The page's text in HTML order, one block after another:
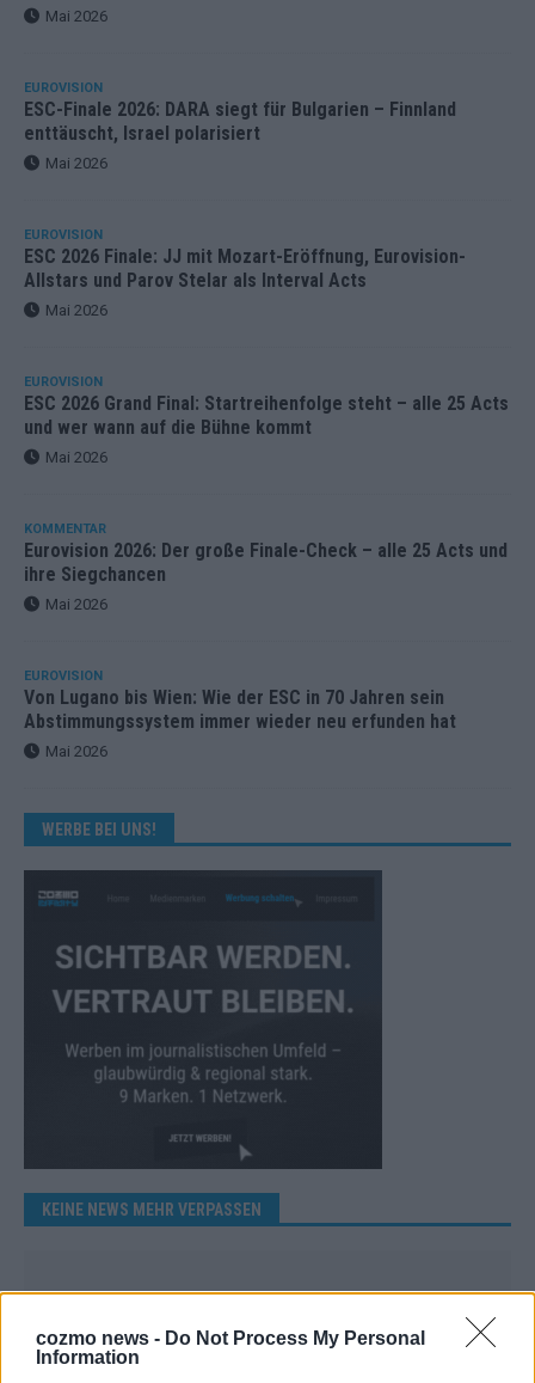
cozmo news - Do Not Process My Personal
Information
Mai 2026
EUROVISION
ESC-Finale 2026: DARA siegt für Bulgarien – Finnland
enttäuscht, Israel polarisiert
Mai 2026
EUROVISION
ESC 2026 Finale: JJ mit Mozart-Eröffnung, Eurovision-
Allstars und Parov Stelar als Interval Acts
Mai 2026
EUROVISION
ESC 2026 Grand Final: Startreihenfolge steht – alle 25 Acts
und wer wann auf die Bühne kommt
Mai 2026
KOMMENTAR
Eurovision 2026: Der große Finale-Check – alle 25 Acts und
ihre Siegchancen
Mai 2026
EUROVISION
Von Lugano bis Wien: Wie der ESC in 70 Jahren sein
Abstimmungssystem immer wieder neu erfunden hat
Mai 2026
WERBE BEI UNS!
KEINE NEWS MEHR VERPASSEN
ANZEIGE